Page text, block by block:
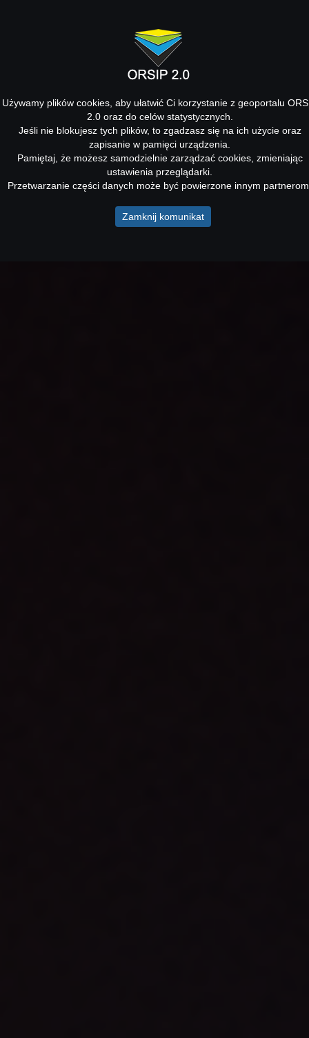
Używamy plików cookies, aby ułatwić Ci korzystanie z geoportalu
2.0 oraz do celów statystycznych.
Jeśli nie blokujesz tych plików, to zgadzasz się na ich użycie oraz
zapisanie w pamięci urządzenia.
Pamiętaj, że możesz samodzielnie zarządzać cookies, zmieniając
ustawienia przeglądarki.
Przetwarzanie części danych może być powierzone innym
Zamknij komunikat